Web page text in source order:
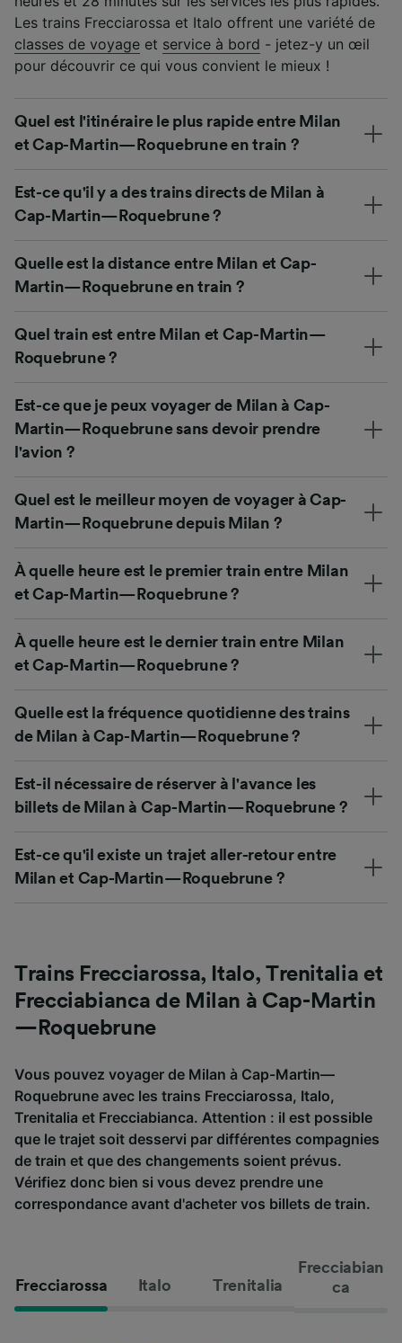
Les trains Frecciarossa et Italo offrent une variété de
classes de voyage et service à bord - jetez-y un œil
pour découvrir ce qui vous convient le mieux !
Quel est l'itinéraire le plus rapide entre Milan
et Cap-Martin—Roquebrune en train ?
Est-ce qu'il y a des trains directs de Milan à
Cap-Martin—Roquebrune ?
Quelle est la distance entre Milan et Cap-
Martin—Roquebrune en train ?
Quel train est entre Milan et Cap-Martin—
Roquebrune ?
Est-ce que je peux voyager de Milan à Cap-
Martin—Roquebrune sans devoir prendre
l'avion ?
Quel est le meilleur moyen de voyager à Cap-
Martin—Roquebrune depuis Milan ?
À quelle heure est le premier train entre Milan
et Cap-Martin—Roquebrune ?
À quelle heure est le dernier train entre Milan
et Cap-Martin—Roquebrune ?
Quelle est la fréquence quotidienne des trains
de Milan à Cap-Martin—Roquebrune ?
Est-il nécessaire de réserver à l'avance les
billets de Milan à Cap-Martin—Roquebrune ?
Est-ce qu'il existe un trajet aller-retour entre
Milan et Cap-Martin—Roquebrune ?
Trains Frecciarossa, Italo, Trenitalia et
Frecciabianca de Milan à Cap-Martin
—Roquebrune
Vous pouvez voyager de Milan à Cap-Martin—
Roquebrune avec les trains Frecciarossa, Italo,
Trenitalia et Frecciabianca. Attention : il est possible
que le trajet soit desservi par différentes compagnies
de train et que des changements soient prévus.
Vérifiez donc bien si vous devez prendre une
correspondance avant d'acheter vos billets de train.
Frecciarossa Italo Trenitalia
Frecciabian
ca